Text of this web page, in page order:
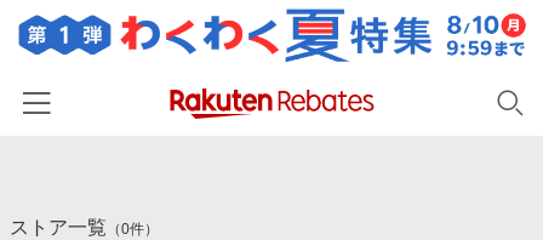
カテゴリー一覧
ストア一覧 （0件）